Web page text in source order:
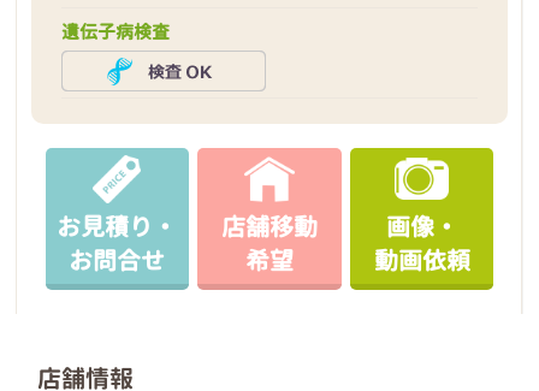
遺伝子病検査
お見積り・
お問合せ
店舗移動
希望
画像・
動画依頼
店舗情報